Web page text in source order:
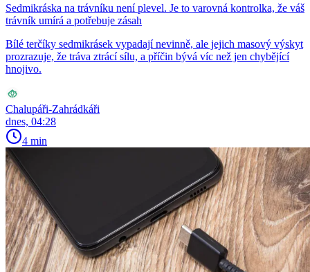
Sedmikráska na trávníku není plevel. Je to varovná kontrolka, že váš
trávník umírá a potřebuje zásah
Bílé terčíky sedmikrásek vypadají nevinně, ale jejich masový výskyt
prozrazuje, že tráva ztrácí sílu, a příčin bývá víc než jen chybějící
hnojivo.
Chalupáři-Zahrádkáři
dnes, 04:28
4 min